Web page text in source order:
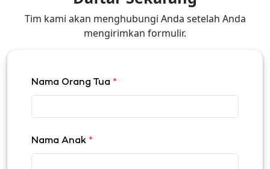
Tim kami akan menghubungi Anda setelah Anda
mengirimkan formulir.
Nama Orang Tua *
Nama Anak *